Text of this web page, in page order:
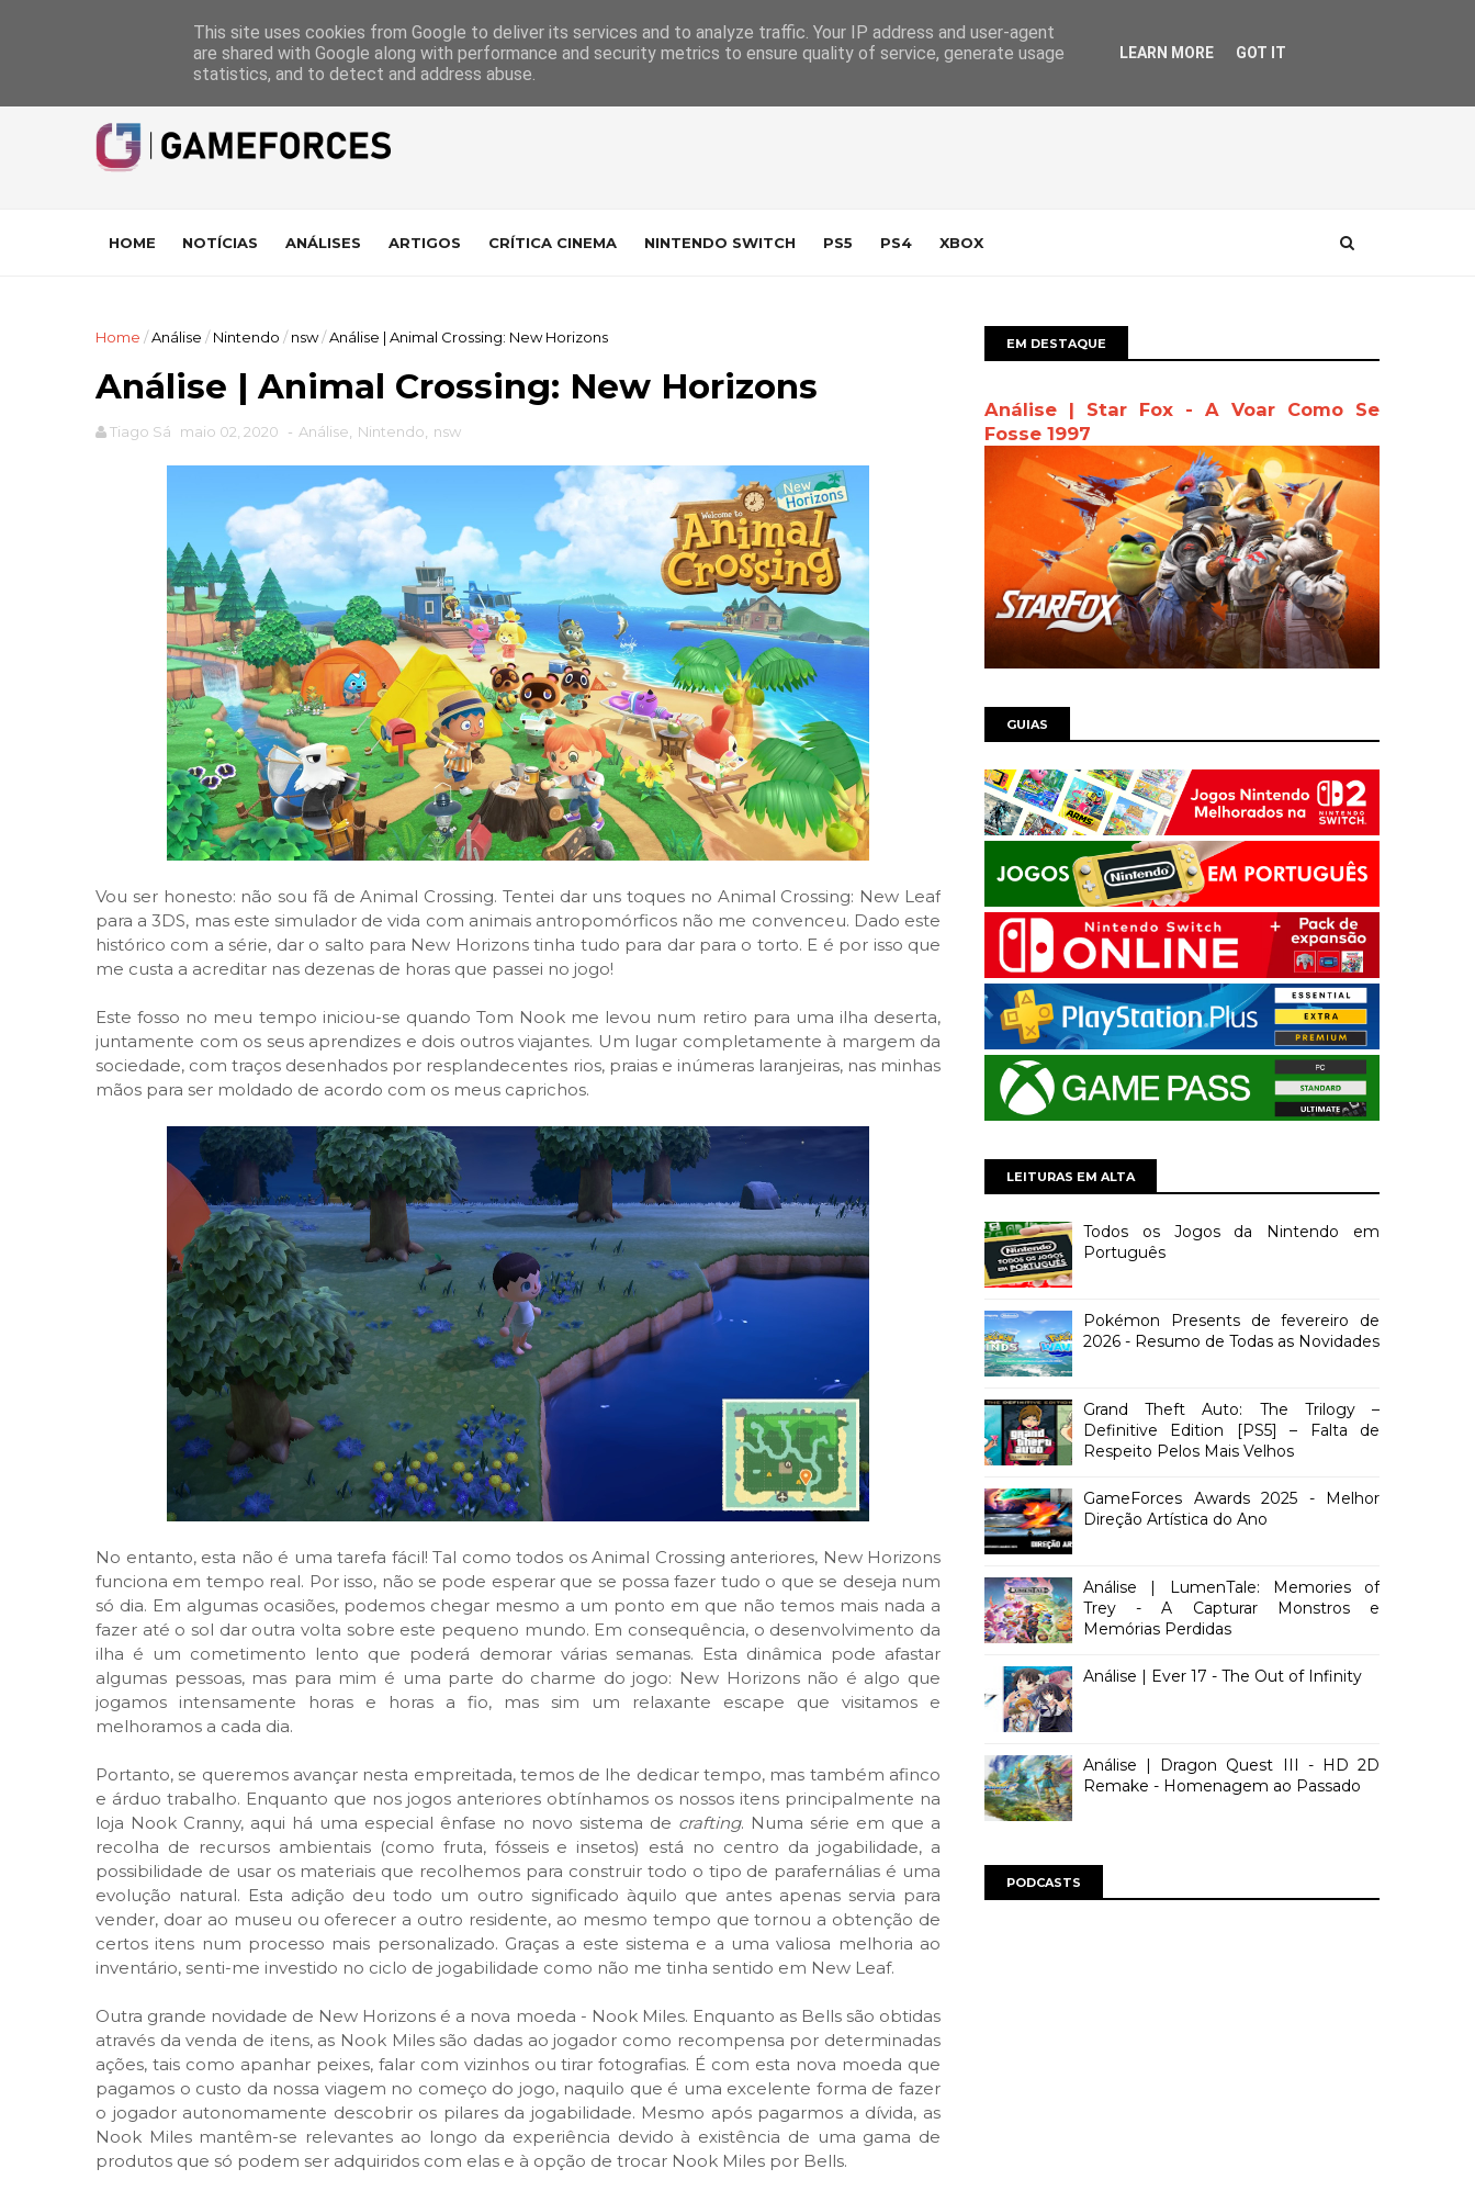
A equipa Pontuações das Análises Suporte da Indústria Contacto
HOME NOTÍCIAS ANÁLISES ARTIGOS CRÍTICA CINEMA NINTENDO SWITCH PS5 PS4 XBOX
Home /Análise / Nintendo / nsw/Análise | Animal Crossing: New Horizons
Análise | Animal Crossing: New Horizons
Tiago Sá maio 02, 2020 - Análise Nintendo nsw
Vou ser honesto: não sou fã de Animal Crossing. Tentei dar uns toques no Animal Crossing: New Leaf
para a 3DS, mas este simulador de vida com animais antropomórficos não me convenceu. Dado este
histórico com a série, dar o salto para New Horizons tinha tudo para dar para o torto. E é por isso que
me custa a acreditar nas dezenas de horas que passei no jogo!
Este fosso no meu tempo iniciou-se quando Tom Nook me levou num retiro para uma ilha deserta,
juntamente com os seus aprendizes e dois outros viajantes. Um lugar completamente à margem da
sociedade, com traços desenhados por resplandecentes rios, praias e inúmeras laranjeiras, nas minhas
mãos para ser moldado de acordo com os meus caprichos.
No entanto, esta não é uma tarefa fácil! Tal como todos os Animal Crossing anteriores, New Horizons
funciona em tempo real. Por isso, não se pode esperar que se possa fazer tudo o que se deseja num
só dia. Em algumas ocasiões, podemos chegar mesmo a um ponto em que não temos mais nada a
fazer até o sol dar outra volta sobre este pequeno mundo. Em consequência, o desenvolvimento da
ilha é um cometimento lento que poderá demorar várias semanas. Esta dinâmica pode afastar
algumas pessoas, mas para mim é uma parte do charme do jogo: New Horizons não é algo que
jogamos intensamente horas e horas a fio, mas sim um relaxante escape que visitamos e
melhoramos a cada dia.
Portanto, se queremos avançar nesta empreitada, temos de lhe dedicar tempo, mas também afinco
e árduo trabalho. Enquanto que nos jogos anteriores obtínhamos os nossos itens principalmente na
loja Nook Cranny, aqui há uma especial ênfase no novo sistema de crafting. Numa série em que a
recolha de recursos ambientais (como fruta, fósseis e insetos) está no centro da jogabilidade, a
possibilidade de usar os materiais que recolhemos para construir todo o tipo de parafernálias é uma
evolução natural. Esta adição deu todo um outro significado àquilo que antes apenas servia para
vender, doar ao museu ou oferecer a outro residente, ao mesmo tempo que tornou a obtenção de
certos itens num processo mais personalizado. Graças a este sistema e a uma valiosa melhoria ao
inventário, senti-me investido no ciclo de jogabilidade como não me tinha sentido em New Leaf.
Outra grande novidade de New Horizons é a nova moeda - Nook Miles. Enquanto as Bells são obtidas
através da venda de itens, as Nook Miles são dadas ao jogador como recompensa por determinadas
ações, tais como apanhar peixes, falar com vizinhos ou tirar fotografias. É com esta nova moeda que
pagamos o custo da nossa viagem no começo do jogo, naquilo que é uma excelente forma de fazer
o jogador autonomamente descobrir os pilares da jogabilidade. Mesmo após pagarmos a dívida, as
Nook Miles mantêm-se relevantes ao longo da experiência devido à existência de uma gama de
produtos que só podem ser adquiridos com elas e à opção de trocar Nook Miles por Bells.
EM DESTAQUE
Análise | Star Fox - A Voar Como Se
Fosse 1997
GUIAS
LEITURAS EM ALTA
Todos os Jogos da Nintendo em
Português
Pokémon Presents de fevereiro de
2026 - Resumo de Todas as Novidades
Grand Theft Auto: The Trilogy –
Definitive Edition [PS5] – Falta de
Respeito Pelos Mais Velhos
GameForces Awards 2025 - Melhor
Direção Artística do Ano
Análise | LumenTale: Memories of
Trey - A Capturar Monstros e
Memórias Perdidas
Análise | Ever 17 - The Out of Infinity
Análise | Dragon Quest III - HD 2D
Remake - Homenagem ao Passado
PODCASTS
This site uses cookies from Google to deliver its services and to analyze traffic. Your IP address and user-agent
are shared with Google along with performance and security metrics to ensure quality of service, generate usage
statistics, and to detect and address abuse.
LEARN MORE GOT IT